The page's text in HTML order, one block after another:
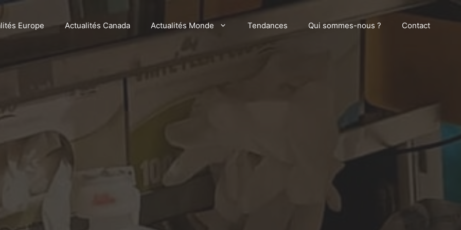
Europe Actualités Canada Actualités Monde Tendances Qui sommes-nous ? Contact